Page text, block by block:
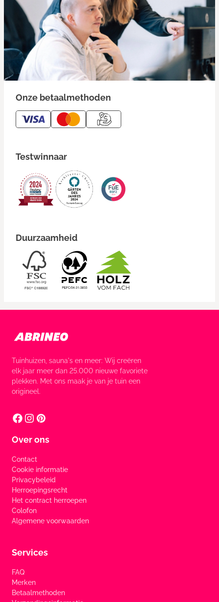
Onze betaalmethoden
Testwinnaar
Duurzaamheid
Tuinhuizen, sauna's en meer: Wij creëren
elk jaar meer dan 25.000 nieuwe favoriete
plekken. Met ons maak je van je tuin een
origineel.
Over ons
Contact
Cookie informatie
Privacybeleid
Herroepingsrecht
Het contract herroepen
Colofon
Algemene voorwaarden
Services
FAQ
Merken
Betaalmethoden